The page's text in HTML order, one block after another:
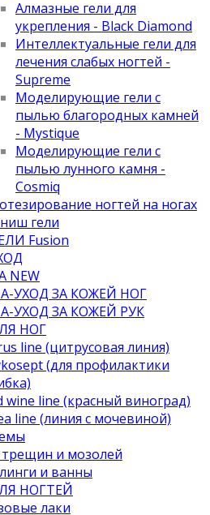
Алмазные гели для
укрепления - Black Diamond
Интеллектуальные гели для
лечения слабых ногтей -
Supreme
Моделирующие гели с
пылью благородных камней
- Mystique
Моделирующие гели с
пылью лунного камня -
Cosmiq
ногтей на ногах
гели
Fusion
NEW
УХОД ЗА КОЖЕЙ НОГ
УХОД ЗА КОЖЕЙ РУК
НОГ
line (цитрусовая линия)
(для профилактики
wine line (красный виноград)
line (линия с мочевиной)
и мозолей
и ванны
НОГТЕЙ
лаки